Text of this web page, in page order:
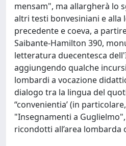
mensam", ma allargherà lo
altri testi bonvesiniani e alla
precedente e coeva, a
Saibante-Hamilton 390,
letteratura duecentesca
aggiungendo qualche
lombardi a vocazione
dialogo tra la lingua del
“convenientia’ (in
"Insegnamenti a
ricondotti all’area lombarda